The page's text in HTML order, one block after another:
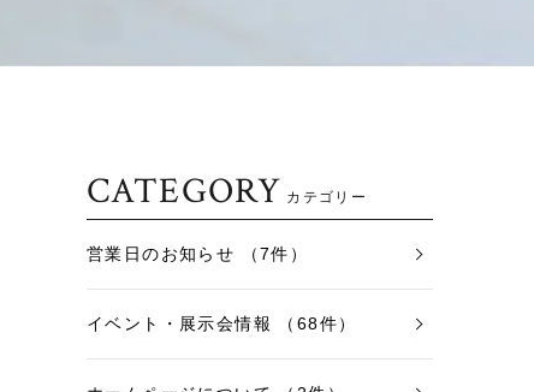
CATEGORY カテゴリー
営業日のお知らせ （7件）
イベント・展示会情報 （68件）